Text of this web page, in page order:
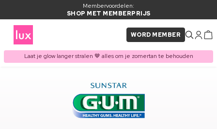
Membervoordelen:
SHOP MET MEMBERPRIJS
WORD MEMBER
Laat je glow langer stralen 🤎 alles om je zomertan te behouden